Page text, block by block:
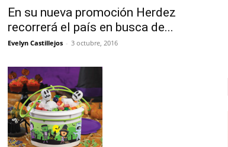
En su nueva promoción Herdez
recorrerá el país en busca de...
Evelyn Castillejos - 3 octubre, 2016